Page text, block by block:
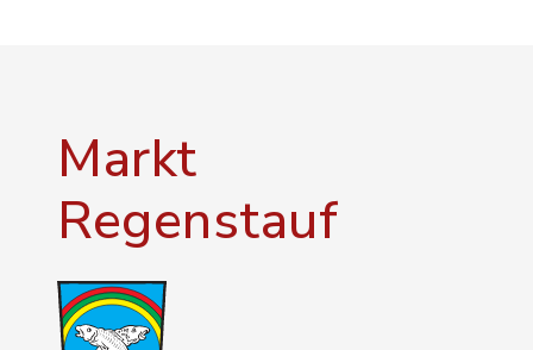
Markt
Regenstauf